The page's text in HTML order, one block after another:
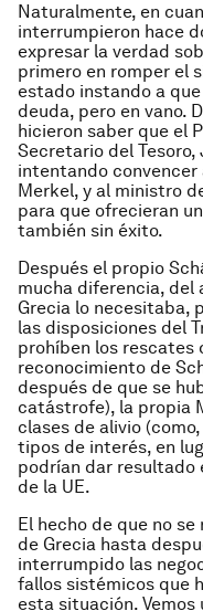
Naturalmente, en
interrumpieron hace
expresar la verdad
primero en romper el
estado instando a
deuda, pero en vano.
hicieron saber que el
Secretario del
intentando convencer
Merkel, y al ministro
para que ofrecieran
también sin éxito.
Después el propio
mucha diferencia, del
Grecia lo necesitaba,
las disposiciones del
prohíben los rescates
reconocimiento de
después de que se
catástrofe), la propia
clases de alivio
tipos de interés, en
podrían dar resultado
de la UE.
El hecho de que no
de Grecia hasta
interrumpido las
fallos sistémicos que
esta situación.